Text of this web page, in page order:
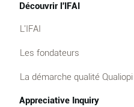
Découvrir l'IFAI
L'IFAI
Les fondateurs
La démarche qualité Qualiopi
Appreciative Inquiry